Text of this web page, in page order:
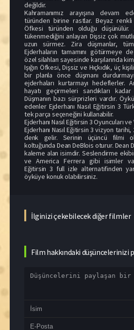
değildir.
Kahramanımız arayışına devam
türünden birine rastlar. Beyaz renkli
Öfkesi türünden olduğu düşünülür.
tükenmediğini anlayan Dişsiz çok
uzun sürmez. Zira düşmanlar,
Ejderhaların tamamını götürmeye
özel silahları sayesinde karşılarında
Işığın Öfkesi, Dişsiz ve Hıçkıdık, üç
bir planla önce düşmanı
ejderhaları kurtarmayı hedeflerler.
hayatı geçirmeleri sandıkları
Düşmanın bazı sürprizleri vardır.
edenler Ejderhanı Nasıl Eğitirsin 3
tek parça seçeneğini kullanabilir.
Ejderhanı Nasıl Eğitirsin 3 Oyuncuları
Ejderhanı Nasıl Eğitirsin 3 vizyon
denk gelir. Serinin üçüncü filmi
koltuğunda Dean DeBlois oturur. Dean
kaleme alan isimdir. Seslendirme
ve America Ferrera gibi isimler
Eğitirsin 3 full izle alternatifinden
öyküye konuk olabilirsiniz.
İlginizi çekebilecek diğer filmler
Film hakkındaki düşüncelerinizi